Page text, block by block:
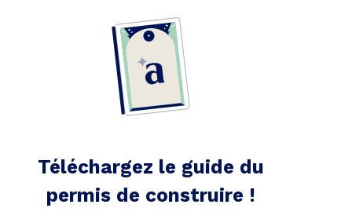
Téléchargez le guide du
permis de construire !